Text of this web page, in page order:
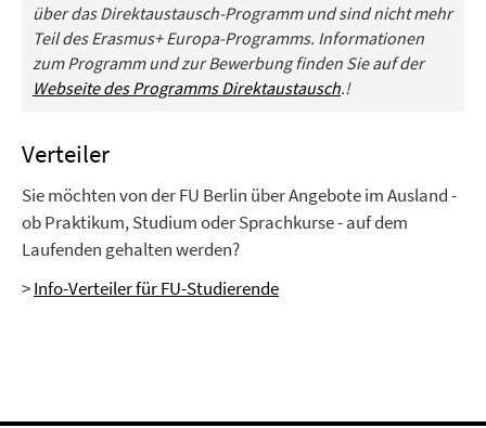
über das Direktaustausch-Programm und sind nicht mehr
Teil des Erasmus+ Europa-Programms. Informationen
zum Programm und zur Bewerbung finden Sie auf der
Webseite des Programms Direktaustausch.!
Verteiler
Sie möchten von der FU Berlin über Angebote im Ausland -
ob Praktikum, Studium oder Sprachkurse - auf dem
Laufenden gehalten werden?
>Info-Verteiler für FU-Studierende